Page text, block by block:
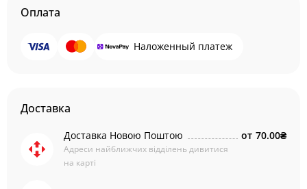
Оплата
Наложенный платеж
Доставка
Доставка Новою Поштою
Адреси найближчих відділень дивитися
на карті
от 70.00₴